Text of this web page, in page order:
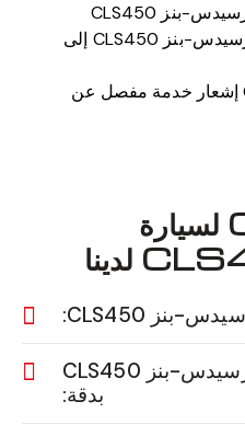
يحتاج مفصل CV في مرسيدس-بنز CLS450 إلى
مرسيدس-بنز CLS450 إشعار خدمة مفصل عن
خدمات مفاصل CV لسيارة
استبدال مفصل CV لمرسيدس-بنز CLS450
بدقة: